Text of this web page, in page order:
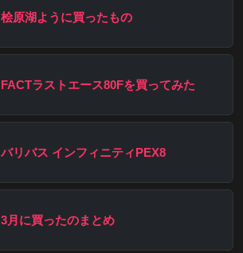
桧原湖ように買ったもの
FACTラストエース80Fを買ってみた
バリバス インフィニティPEX8
3月に買ったのまとめ